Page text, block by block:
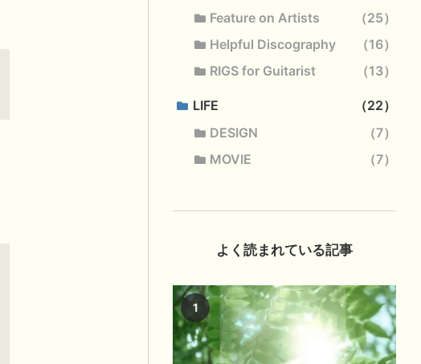
Feature on Artists
25
Helpful Discography
16
RIGS for Guitarist
13
LIFE
22
DESIGN
7
MOVIE
7
よく読まれている記事